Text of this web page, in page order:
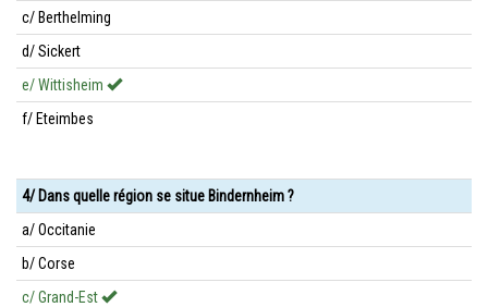
c/ Berthelming
d/ Sickert
e/ Wittisheim
f/ Eteimbes
4/ Dans quelle région se situe Bindernheim ?
a/ Occitanie
b/ Corse
c/ Grand-Est